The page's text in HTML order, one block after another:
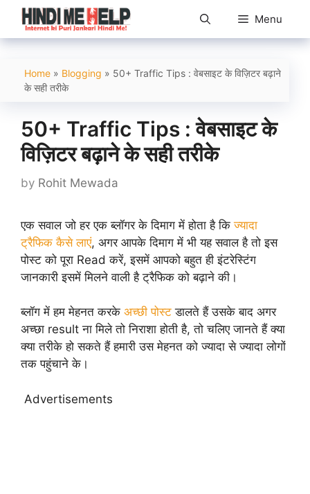
Skip
content
Menu
Home » Blogging » 50+ Traffic Tips : वेबसाइट के विज़िटर बढ़ाने
के सही तरीके
50+ Traffic Tips : वेबसाइट के
विज़िटर बढ़ाने के सही तरीके
by Rohit Mewada
एक सवाल जो हर एक ब्लॉगर के दिमाग में होता है किज्यादा
ट्रैफिक कैसे लाएं, अगर आपके दिमाग में भी यह सवाल है तो इस
पोस्ट को पूरा Read करें, इसमें आपको बहुत ही इंटरेस्टिंग
जानकारी इसमें मिलने वाली है ट्रैफिक को बढ़ाने की।
ब्लॉग में हम मेहनत करके अच्छी पोस्ट डालते हैं उसके बाद अगर
अच्छा result ना मिले तो निराशा होती है, तो चलिए जानते हैं क्या
क्या तरीके हो सकते हैं हमारी उस मेहनत को ज्यादा से ज्यादा लोगों
तक पहुंचाने के।
Advertisements